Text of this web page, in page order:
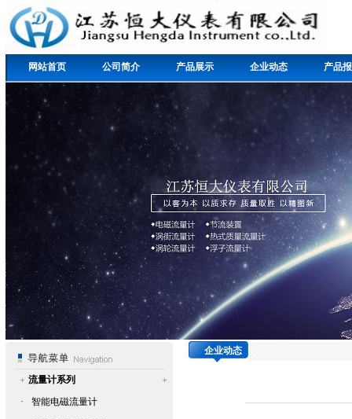
网站首页 公司简介 产品展示 企业动态 产品
流量计系列
·
智能电磁流量计
企业动态